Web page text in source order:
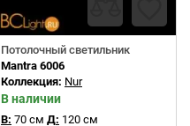
Потолочный светильник
Mantra 6006
Коллекция: Nur
В наличии
В: 70 см Д: 120 см